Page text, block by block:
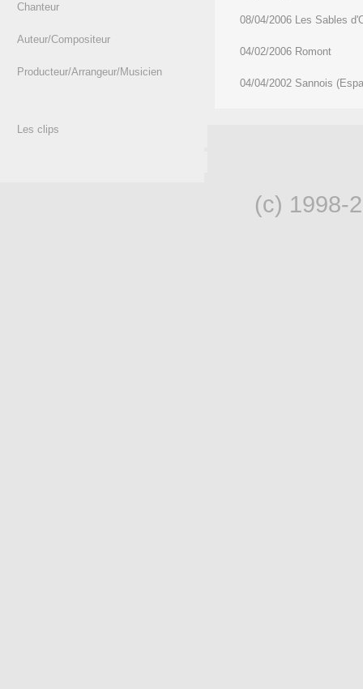
Chanteur
Auteur/Compositeur
Producteur/Arrangeur/Musicien
Les clips
08/04/2006 Les Sables
04/02/2006 Romont
04/04/2002 Sannois
(c) 1998-